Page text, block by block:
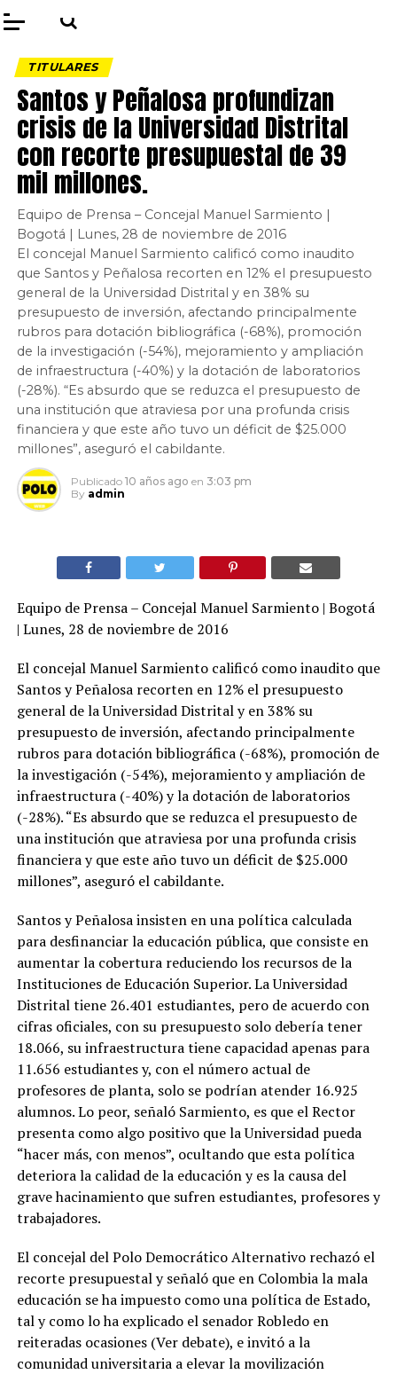
TITULARES
Santos y Peñalosa profundizan
crisis de la Universidad Distrital
con recorte presupuestal de 39
mil millones.
Equipo de Prensa – Concejal Manuel Sarmiento |
Bogotá | Lunes, 28 de noviembre de 2016
El concejal Manuel Sarmiento calificó como inaudito
que Santos y Peñalosa recorten en 12% el presupuesto
general de la Universidad Distrital y en 38% su
presupuesto de inversión, afectando principalmente
rubros para dotación bibliográfica (-68%), promoción
de la investigación (-54%), mejoramiento y ampliación
de infraestructura (-40%) y la dotación de laboratorios
(-28%). “Es absurdo que se reduzca el presupuesto de
una institución que atraviesa por una profunda crisis
financiera y que este año tuvo un déficit de $25.000
millones”, aseguró el cabildante.
Publicado 10 años ago en 3:03 pm
By admin
Equipo de Prensa – Concejal Manuel Sarmiento | Bogotá
| Lunes, 28 de noviembre de 2016
El concejal Manuel Sarmiento calificó como inaudito que
Santos y Peñalosa recorten en 12% el presupuesto
general de la Universidad Distrital y en 38% su
presupuesto de inversión, afectando principalmente
rubros para dotación bibliográfica (-68%), promoción de
la investigación (-54%), mejoramiento y ampliación de
infraestructura (-40%) y la dotación de laboratorios
(-28%). “Es absurdo que se reduzca el presupuesto de
una institución que atraviesa por una profunda crisis
financiera y que este año tuvo un déficit de $25.000
millones”, aseguró el cabildante.
Santos y Peñalosa insisten en una política calculada
para desfinanciar la educación pública, que consiste en
aumentar la cobertura reduciendo los recursos de la
Instituciones de Educación Superior. La Universidad
Distrital tiene 26.401 estudiantes, pero de acuerdo con
cifras oficiales, con su presupuesto solo debería tener
18.066, su infraestructura tiene capacidad apenas para
11.656 estudiantes y, con el número actual de
profesores de planta, solo se podrían atender 16.925
alumnos. Lo peor, señaló Sarmiento, es que el Rector
presenta como algo positivo que la Universidad pueda
“hacer más, con menos”, ocultando que esta política
deteriora la calidad de la educación y es la causa del
grave hacinamiento que sufren estudiantes, profesores y
trabajadores.
El concejal del Polo Democrático Alternativo rechazó el
recorte presupuestal y señaló que en Colombia la mala
educación se ha impuesto como una política de Estado,
tal y como lo ha explicado el senador Robledo en
reiteradas ocasiones (Ver debate), e invitó a la
comunidad universitaria a elevar la movilización